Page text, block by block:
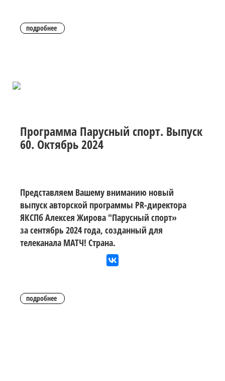
подробнее
Программа Парусный спорт. Выпуск
60. Октябрь 2024
Представляем Вашему вниманию новый
выпуск авторской программы PR-директора
ЯКСПб Алексея Жирова "Парусный спорт»
за сентябрь 2024 года, созданный для
телеканала МАТЧ! Страна.
подробнее